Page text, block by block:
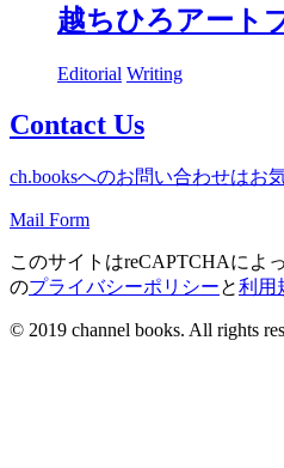
越ちひろアート
Editorial Writing
Contact Us
ch.booksへのお問い合わせはお
Mail Form
このサイトはreCAPTCHAによ
のプライバシーポリシーと利用
© 2019 channel books. All rights